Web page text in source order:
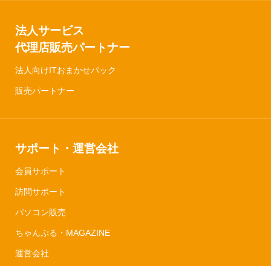
法人サービス
代理店販売パートナー
法人向けITおまかせパック
販売パートナー
サポート・運営会社
会員サポート
訪問サポート
パソコン販売
ちゃんぷる・MAGAZINE
運営会社